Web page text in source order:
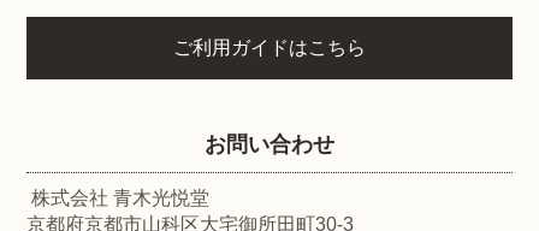
ご利用ガイドはこちら
お問い合わせ
株式会社 青木光悦堂
京都府京都市山科区大宅御所田町30-3